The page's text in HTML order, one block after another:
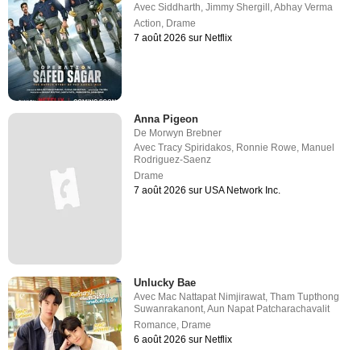
AvecSiddharth ,Jimmy Shergill ,Abhay Verma
Action Drame
7 août 2026 sur Netflix
Anna Pigeon
De Morwyn Brebner
AvecTracy Spiridakos, Ronnie Rowe, Manuel
Rodriguez-Saenz
Drame
7 août 2026 sur USA Network Inc.
Unlucky Bae
Avec Mac Nattapat Nimjirawat,Tham Tupthong
Suwanrakanont,Aun Napat Patcharachavalit
Romance, Drame
6 août 2026 sur Netflix